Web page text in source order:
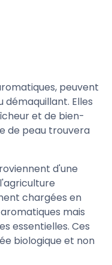
peuvent
Elles
et de bien-
de peau trouvera
d'une
chargées en
mais
essentielles. Ces
biologique et non